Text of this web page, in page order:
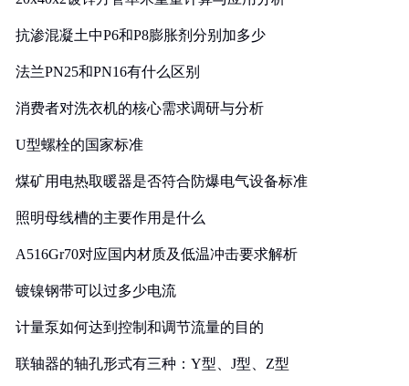
抗渗混凝土中P6和P8膨胀剂分别加多少
法兰PN25和PN16有什么区别
消费者对洗衣机的核心需求调研与分析
U型螺栓的国家标准
煤矿用电热取暖器是否符合防爆电气设备标准
照明母线槽的主要作用是什么
A516Gr70对应国内材质及低温冲击要求解析
镀镍钢带可以过多少电流
计量泵如何达到控制和调节流量的目的
联轴器的轴孔形式有三种：Y型、J型、Z型